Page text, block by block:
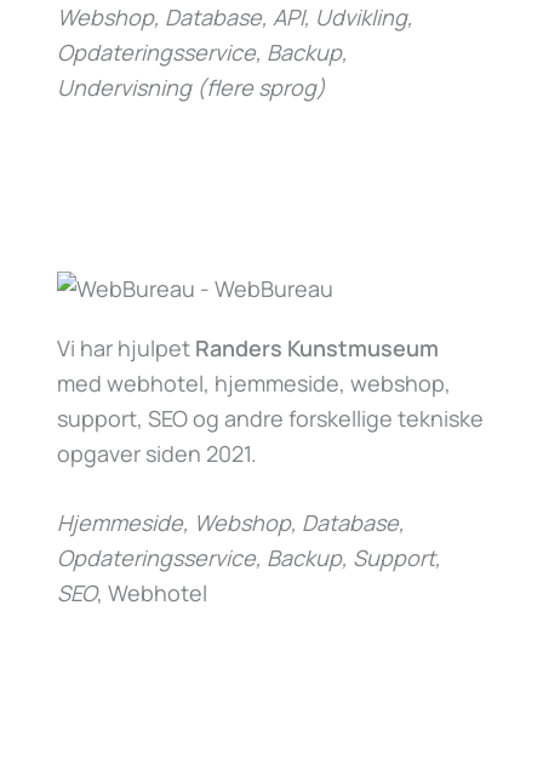
Webshop, Database, API, Udvikling,
Opdateringsservice, Backup,
Undervisning (flere sprog)
Vi har hjulpet Randers Kunstmuseum
med webhotel, hjemmeside, webshop,
support, SEO og andre forskellige tekniske
opgaver siden 2021.
Hjemmeside, Webshop, Database,
Opdateringsservice, Backup, Support,
SEO, Webhotel